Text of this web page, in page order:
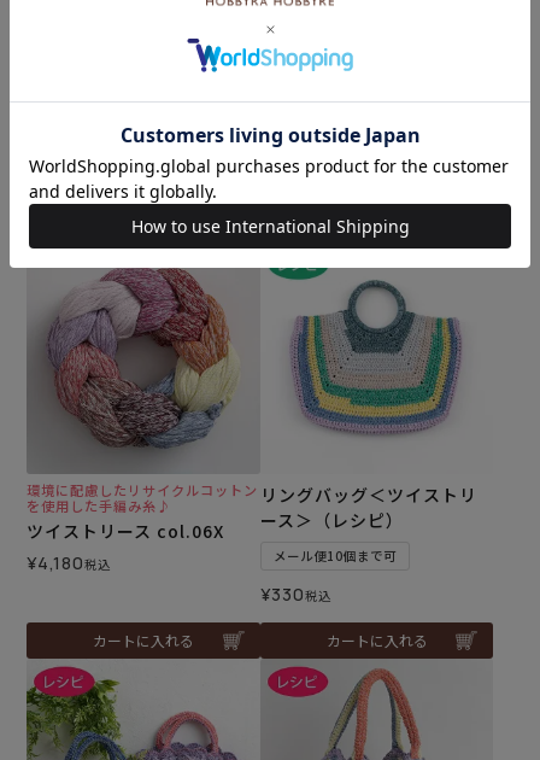
環境に配慮したリサイクルコットン
ツイストリース col.04X
¥4,180税込
カートに入れる
環境に配慮したリサイクルコットン
ツイストリース col.05X
¥4,180税込
カートに入れる
環境に配慮したリサイクルコットン
を使用した手編み糸♪
ツイストリース col.06X
¥4,180税込
カートに入れる
リングバッグ＜ツイストリ
ース＞（レシピ）
メール便10個まで可
¥330税込
カートに入れる